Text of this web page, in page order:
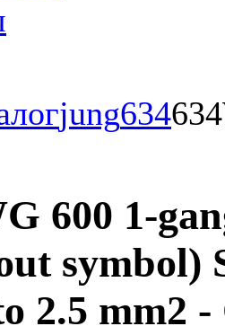
jung634
600 1-
symbol)
2.5 mm2